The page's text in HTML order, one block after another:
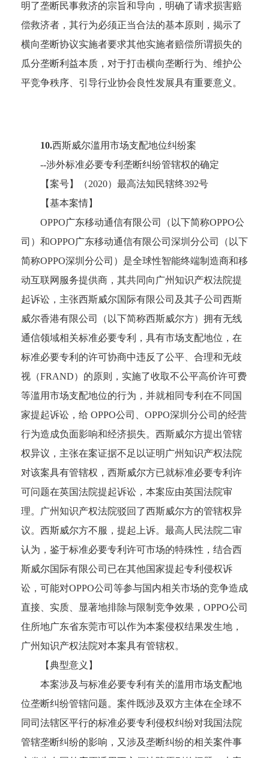
明了垄断民事救济的宗旨和导向，明确了请求损害赔
偿救济者，其行为必须正当合法的基本原则，揭示了
横向垄断协议实施者要求其他实施者赔偿所谓损失的
瓜分垄断利益本质，对于打击横向垄断行为、维护公
平竞争秩序、引导行业协会良性发展具有重要意义。
10.西斯威尔滥用市场支配地位纠纷案
--涉外标准必要专利垄断纠纷管辖权的确定
【案号】（2020）最高法知民辖终392号
【基本案情】
OPPO广东移动通信有限公司（以下简称OPPO公
司）和OPPO广东移动通信有限公司深圳分公司（以下
简称OPPO深圳分公司）是全球性智能终端制造商和移
动互联网服务提供商，其共同向广州知识产权法院提
起诉讼，主张西斯威尔国际有限公司及其子公司西斯
威尔香港有限公司（以下简称西斯威尔方）拥有无线
通信领域相关标准必要专利，具有市场支配地位，在
标准必要专利的许可协商中违反了公平、合理和无歧
视（FRAND）的原则，实施了收取不公平高价许可费
等滥用市场支配地位的行为，并就相同专利在不同国
家提起诉讼，给 OPPO公司、OPPO深圳分公司的经营
行为造成负面影响和经济损失。西斯威尔方提出管辖
权异议，主张在案证据不足以证明广州知识产权法院
对该案具有管辖权，西斯威尔方已就标准必要专利许
可问题在英国法院提起诉讼，本案应由英国法院审
理。广州知识产权法院驳回了西斯威尔方的管辖权异
议。西斯威尔方不服，提起上诉。最高人民法院二审
认为，鉴于标准必要专利许可市场的特殊性，结合西
斯威尔国际有限公司已在其他国家提起专利侵权诉
讼，可能对OPPO公司等参与国内相关市场的竞争造成
直接、实质、显著地排除与限制竞争效果，OPPO公司
住所地广东省东莞市可以作为本案侵权结果发生地，
广州知识产权法院对本案具有管辖权。
【典型意义】
本案涉及与标准必要专利有关的滥用市场支配地
位垄断纠纷管辖问题。案件既涉及双方主体在全球不
同司法辖区平行的标准必要专利侵权纠纷对我国法院
管辖垄断纠纷的影响，又涉及垄断纠纷的相关案件事